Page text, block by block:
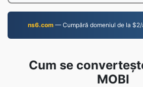
ns6.com— Cumpără domeniul de la $2/
Cum se
MOBI